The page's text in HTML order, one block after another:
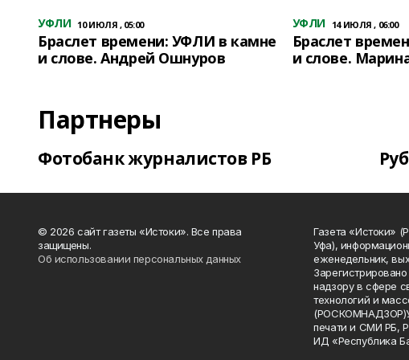
УФЛИ 10 ИЮЛЯ , 05:00
Браслет времени: УФЛИ в камне
и слове. Андрей Ошнуров
УФЛИ 14 ИЮЛЯ , 06:00
Браслет
и слове.
Партнеры
Фотобанк журналистов РБ
© 2026 сайт газеты «Истоки». Все права
защищены.
Об использовании персональных данных
Газета «Истоки»
Уфа),
еженедельник,
надзору в сфере
технологий и
печати и СМИ РБ,
ИД «Республика